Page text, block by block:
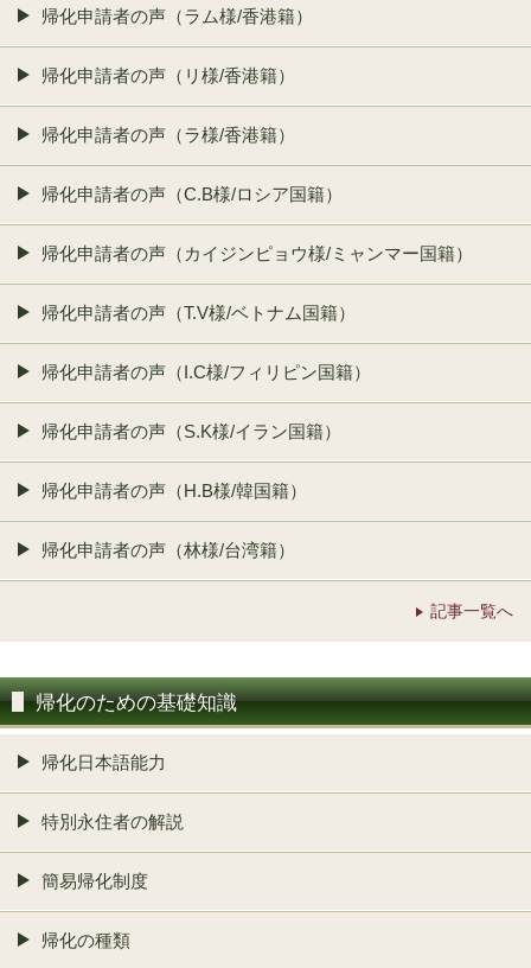
帰化申請者の声（ラム様/香港籍）
帰化申請者の声（リ様/香港籍）
帰化申請者の声（ラ様/香港籍）
帰化申請者の声（C.B様/ロシア国籍）
帰化申請者の声（カイジンピョウ様/ミャンマー国籍）
帰化申請者の声（T.V様/ベトナム国籍）
帰化申請者の声（I.C様/フィリピン国籍）
帰化申請者の声（S.K様/イラン国籍）
帰化申請者の声（H.B様/韓国籍）
帰化申請者の声（林様/台湾籍）
記事一覧へ
帰化のための基礎知識
帰化日本語能力
特別永住者の解説
簡易帰化制度
帰化の種類